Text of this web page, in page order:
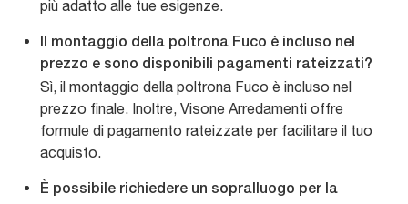
più adatto alle tue esigenze.
Il montaggio della poltrona Fuco è incluso nel
prezzo e sono disponibili pagamenti rateizzati?
Sì, il montaggio della poltrona Fuco è incluso nel
prezzo finale. Inoltre, Visone Arredamenti offre
formule di pagamento rateizzate per facilitare il tuo
acquisto.
È possibile richiedere un sopralluogo per la